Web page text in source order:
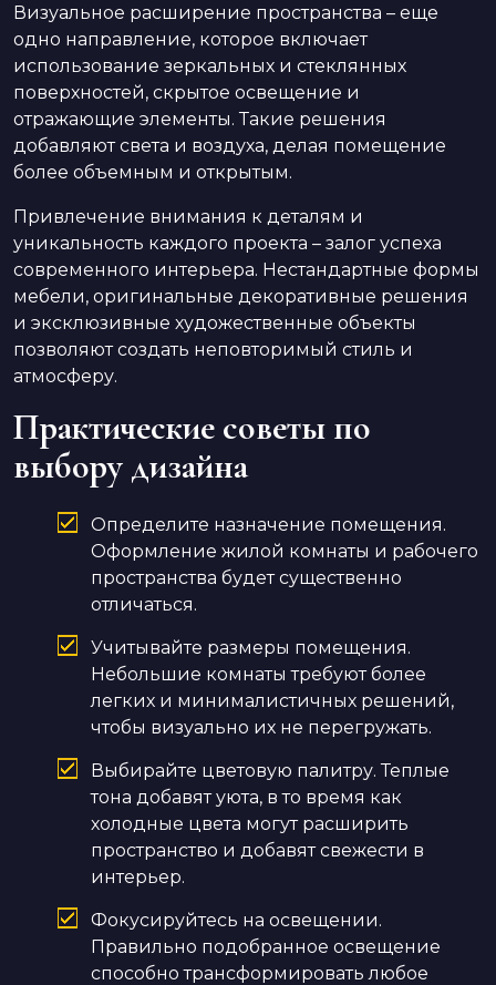
Визуальное расширение пространства – еще
одно направление, которое включает
использование зеркальных и стеклянных
поверхностей, скрытое освещение и
отражающие элементы. Такие решения
добавляют света и воздуха, делая помещение
более объемным и открытым.
Привлечение внимания к деталям и
уникальность каждого проекта – залог успеха
современного интерьера. Нестандартные формы
мебели, оригинальные декоративные решения
и эксклюзивные художественные объекты
позволяют создать неповторимый стиль и
атмосферу.
Практические советы по
выбору дизайна
Определите назначение помещения.
Оформление жилой комнаты и рабочего
пространства будет существенно
отличаться.
Учитывайте размеры помещения.
Небольшие комнаты требуют более
легких и минималистичных решений,
чтобы визуально их не перегружать.
Выбирайте цветовую палитру. Теплые
тона добавят уюта, в то время как
холодные цвета могут расширить
пространство и добавят свежести в
интерьер.
Фокусируйтесь на освещении.
Правильно подобранное освещение
способно трансформировать любое